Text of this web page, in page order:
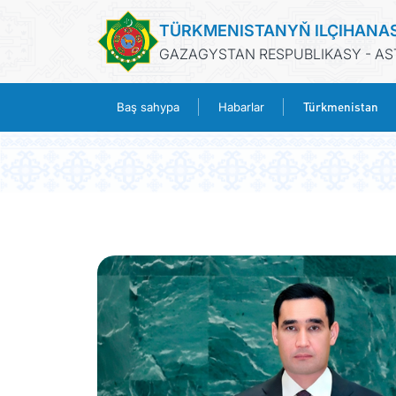
TÜRKMENISTANYŇ
GAZAGYSTAN RESPUBLIKASY -
Baş sahypa Habarlar Türkmenistan